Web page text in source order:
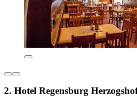
2. Hotel Regensburg